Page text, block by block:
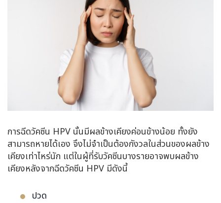
การฉีดวัคซีน HPV นั้นมีผลข้างเคียงค่อนข้างน้อย ทั้งยัง
สามารถหายได้เอง จึงไม่จำเป็นต้องกังวลในส่วนของผลข้าง
เคียงเท่าไหร่นัก แต่ในผู้ที่รับวัคซีนบางรายอาจพบผลข้าง
เคียงหลังจากฉีดวัคซีน HPV มีดังนี้
ปวด